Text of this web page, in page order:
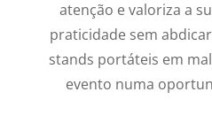
atenção e valoriza a
praticidade sem
stands portáteis em
evento numa